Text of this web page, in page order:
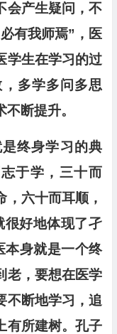
会产生疑问，不
有我师焉”，医
学生在学习的过
多学多问多思
断提升。
终身学习的典
于学，三十而
六十而耳顺，
很好地体现了孑
本身就是一个终
老，要想在医学
不断地学习，追
有所建树。孔子